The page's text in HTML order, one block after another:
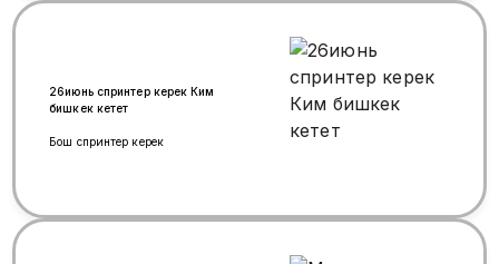
26июнь спринтер керек Ким
бишкек кетет
Бош спринтер керек